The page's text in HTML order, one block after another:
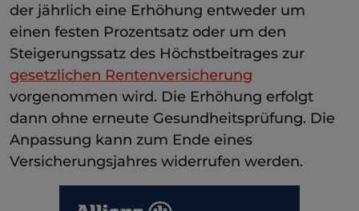
der jährlich eine Erhöhung entweder um
einen festen Prozentsatz oder um den
Steigerungssatz des Höchstbeitrages zur
gesetzlichen Rentenversicherung
vorgenommen wird. Die Erhöhung erfolgt
dann ohne erneute Gesundheitsprüfung. Die
Anpassung kann zum Ende eines
Versicherungsjahres widerrufen werden.